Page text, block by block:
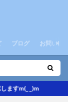
ブログ お問い合
ますm(_ _)m